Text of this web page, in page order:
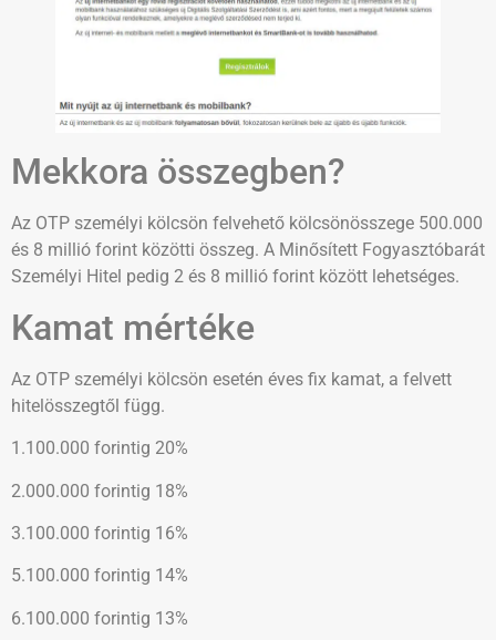
Mekkora összegben?
Az OTP személyi kölcsön felvehető kölcsönösszege 500.000
és 8 millió forint közötti összeg. A Minősített Fogyasztóbarát
Személyi Hitel pedig 2 és 8 millió forint között lehetséges.
Kamat mértéke
Az OTP személyi kölcsön esetén éves fix kamat, a felvett
hitelösszegtől függ.
1.100.000 forintig 20%
2.000.000 forintig 18%
3.100.000 forintig 16%
5.100.000 forintig 14%
6.100.000 forintig 13%